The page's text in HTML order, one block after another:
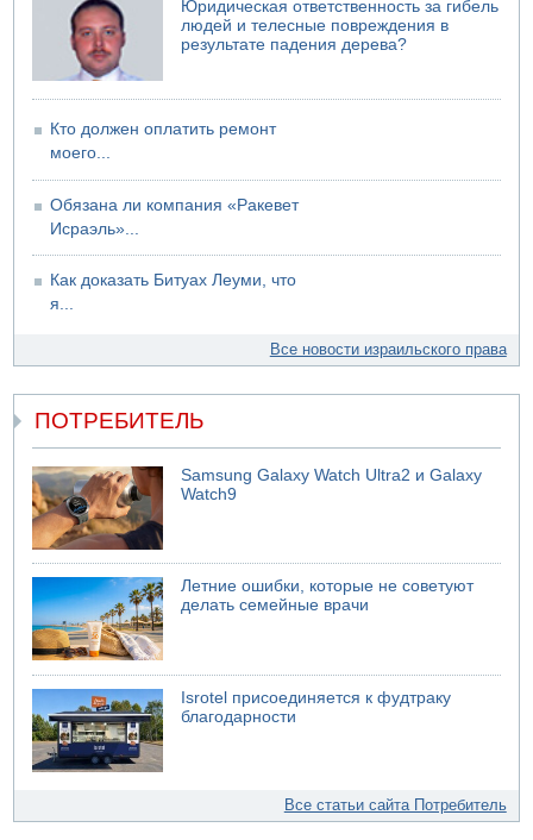
Юридическая ответственность за гибель
людей и телесные повреждения в
результате падения дерева?
Кто должен оплатить ремонт
моего...
Обязана ли компания «Ракевет
Исраэль»...
Как доказать Битуах Леуми, что
я...
Все новости израильского права
ПОТРЕБИТЕЛЬ
Samsung Galaxy Watch Ultra2 и Galaxy
Watch9
Летние ошибки, которые не советуют
делать семейные врачи
Isrotel присоединяется к фудтраку
благодарности
Все статьи сайта Потребитель